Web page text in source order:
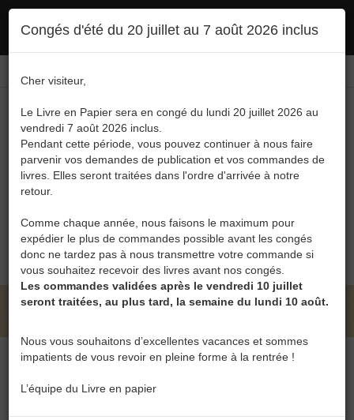
l'utilisation :politique en matière de confidentialité Accepter
Congés d'été du 20 juillet au 7 août 2026 inclus
Cher visiteur,
Le Livre en Papier sera en congé du lundi 20 juillet 2026 au
vendredi 7 août 2026 inclus.
Pendant cette période, vous pouvez continuer à nous faire
parvenir vos demandes de publication et vos commandes de
livres. Elles seront traitées dans l'ordre d'arrivée à notre
retour.
Comme chaque année, nous faisons le maximum pour
expédier le plus de commandes possible avant les congés
donc ne tardez pas à nous transmettre votre commande si
vous souhaitez recevoir des livres avant nos congés.
Les commandes validées après le vendredi 10 juillet
seront traitées, au plus tard, la semaine du lundi 10 août.
Nous vous souhaitons d’excellentes vacances et sommes
impatients de vous revoir en pleine forme à la rentrée !
L’équipe du Livre en papier
Menu
0
LE LIVRE EN PAPIER • MU
Toutes les catégories